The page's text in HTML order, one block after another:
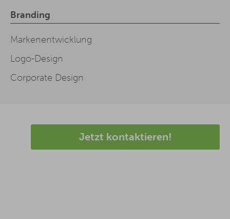
Branding
Markenentwicklung
Logo-Design
Corporate Design
Jetzt kontaktieren!